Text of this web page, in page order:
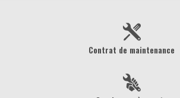
Contrat de maintenance